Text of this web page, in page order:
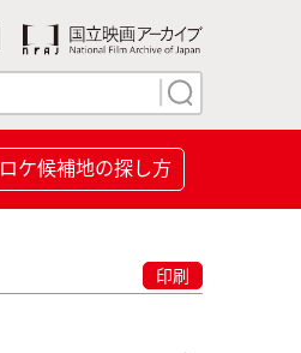
ロケ候補地の探し方
印刷